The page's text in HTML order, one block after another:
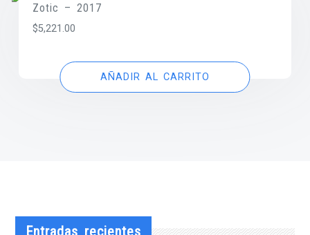
Zotic – 2017
$5,221.00
AÑADIR AL CARRITO
Entradas recientes